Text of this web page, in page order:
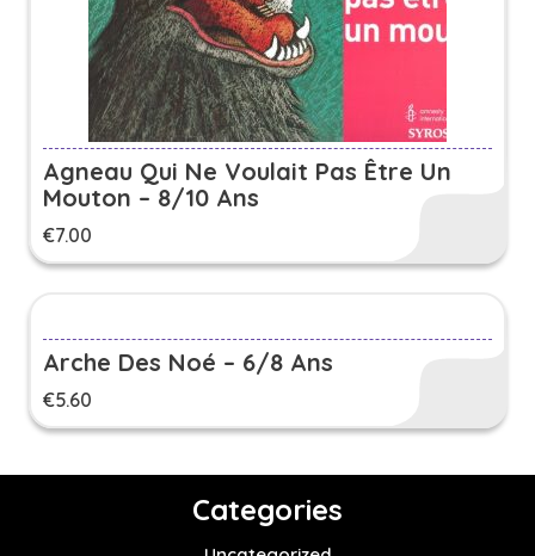
Agneau Qui Ne Voulait Pas Être Un
Mouton – 8/10 Ans
€7.00
Arche Des Noé – 6/8 Ans
€5.60
Categories